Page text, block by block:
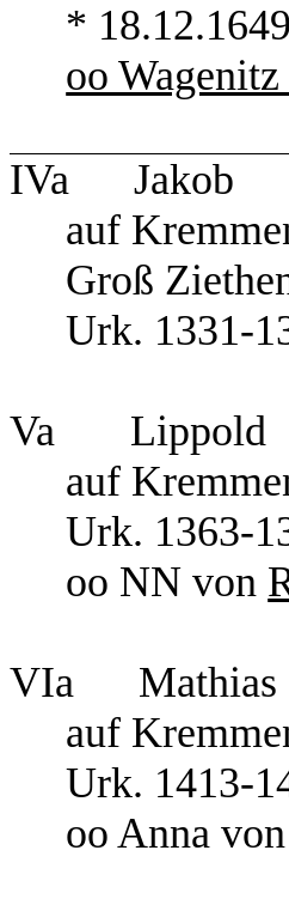
*
oo
IVa Jakob
auf
Groß
Urk. 1331-
Va Lippold
auf
Urk. 1363-
oo NN von
VIa Mathias
auf
Urk. 1413-
oo Anna von